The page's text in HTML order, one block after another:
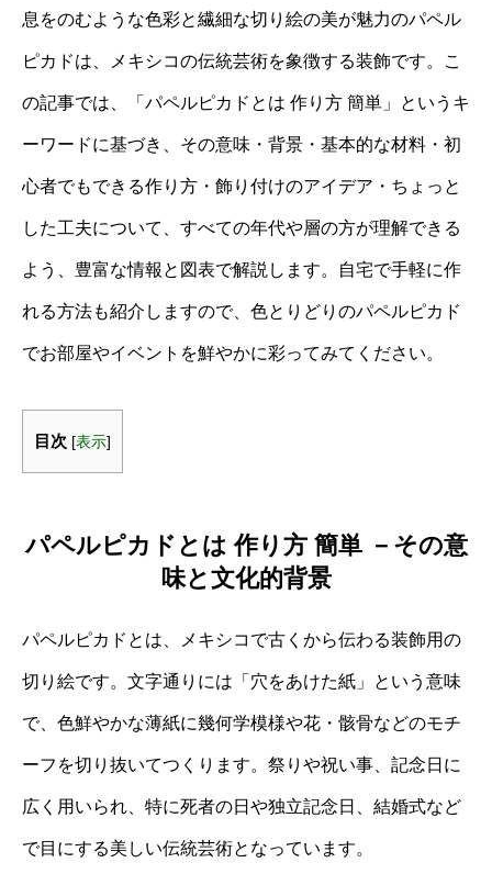
息をのむような色彩と繊細な切り絵の美が魅力のパペル
ピカドは、メキシコの伝統芸術を象徴する装飾です。こ
の記事では、「パペルピカドとは 作り方 簡単」というキ
ーワードに基づき、その意味・背景・基本的な材料・初
心者でもできる作り方・飾り付けのアイデア・ちょっと
した工夫について、すべての年代や層の方が理解できる
よう、豊富な情報と図表で解説します。自宅で手軽に作
れる方法も紹介しますので、色とりどりのパペルピカド
でお部屋やイベントを鮮やかに彩ってみてください。
目次 [表示]
パペルピカドとは 作り方 簡単 －その意
味と文化的背景
パペルピカドとは、メキシコで古くから伝わる装飾用の
切り絵です。文字通りには「穴をあけた紙」という意味
で、色鮮やかな薄紙に幾何学模様や花・骸骨などのモチ
ーフを切り抜いてつくります。祭りや祝い事、記念日に
広く用いられ、特に死者の日や独立記念日、結婚式など
で目にする美しい伝統芸術となっています。